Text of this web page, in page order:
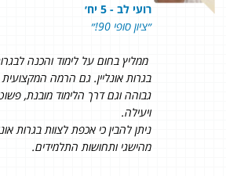
רועי לב - 5 יח׳
״ציון סופי 90!״
ממליץ בחום על לימוד והכנה
בגרות אונליין. גם הרמה המקצועית
גבוהה וגם דרך הלימוד מובנת,
ויעילה.
ניתן להבין כי אכפת לצוות בגרות
מהישגי ותחושות התלמידים.